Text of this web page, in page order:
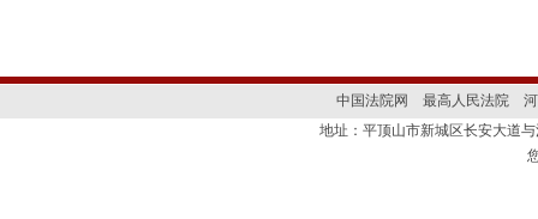
中国法院网 最高人民法院
地址：平顶山市新城区长安大